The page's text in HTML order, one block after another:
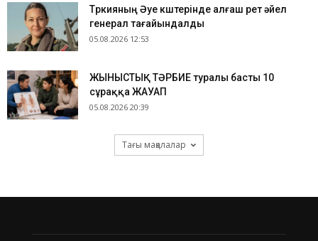
Түркияның Әуе күштерінде алғаш рет әйел
генерал тағайындалды
05.08.2026 12:53
ЖЫНЫСТЫҚ ТӘРБИЕ туралы басты 10
сұраққа ЖАУАП
05.08.2026 20:39
Тағы мақалалар